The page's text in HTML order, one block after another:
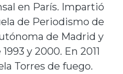
en París. Impartió
de Periodismo de
de Madrid y
y 2000. En 2011
Torres de fuego.